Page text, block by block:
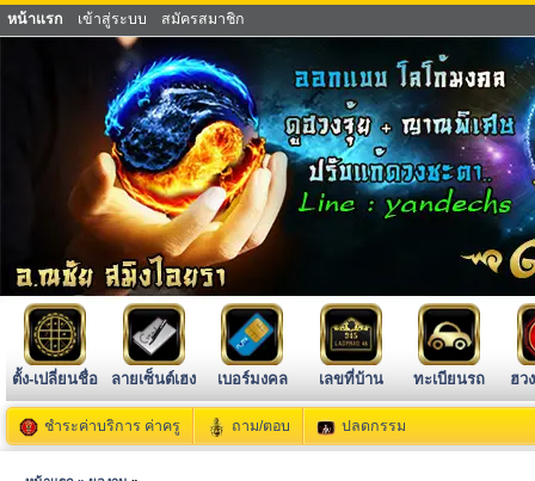
หน้าแรก เข้าสู่ระบบ สมัครสมาชิก
ตั้ง-เปลี่ยนชื่อ ลายเซ็นต์เฮง เบอร์มงคล เลขที่บ้าน ทะเบียนรถ ฮว
ชำระค่าบริการ ค่าครู ถาม/ตอบ ปลดกรรม